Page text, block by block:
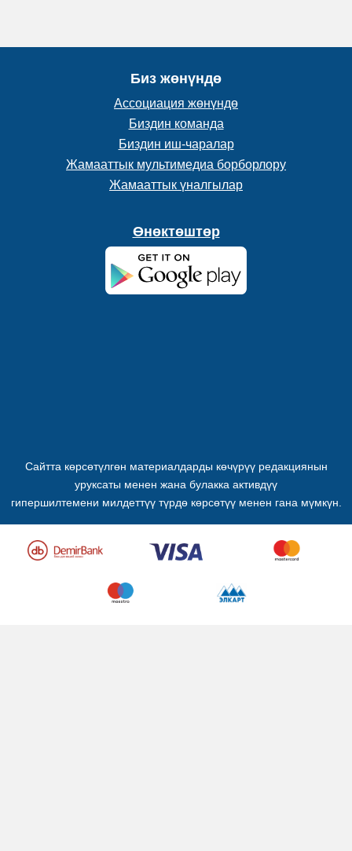
Биз жөнүндө
Ассоциация жөнүндө
Биздин команда
Биздин иш-чаралар
Жамааттык мультимедиа борборлору
Жамааттык үналгылар
Өнөктөштөр
Сайтта көрсөтүлгөн материалдарды көчүрүү редакциянын
уруксаты менен жана булакка активдүү
гипершилтемени милдеттүү түрдө көрсөтүү менен гана мүмкүн.